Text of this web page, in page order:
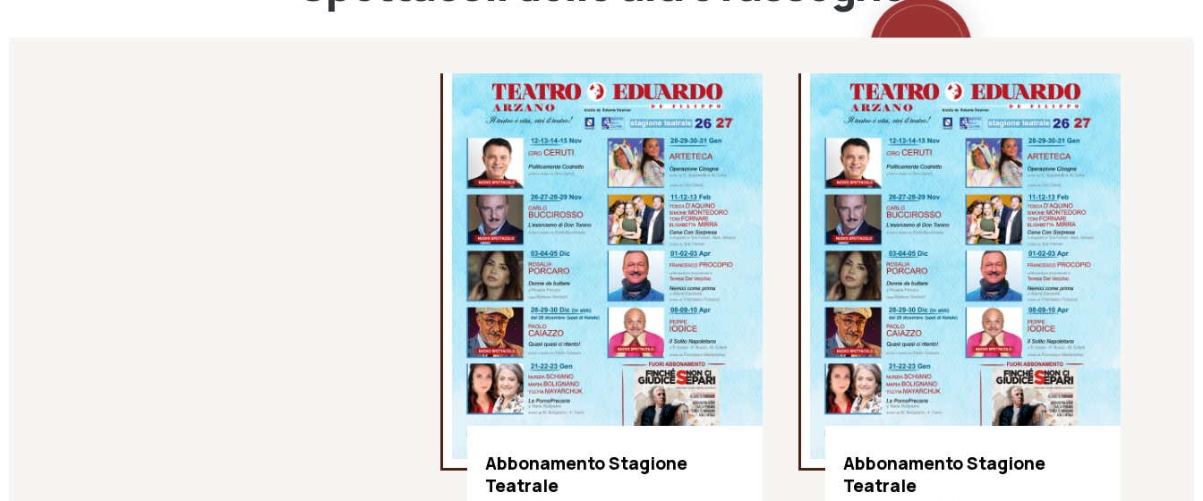
Abbonamento Stagione
Teatrale
Abbonamento Stagione
Teatrale